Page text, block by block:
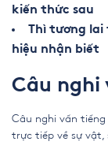
kiến thức sau
Thì tương
hiệu nhận biết
Câu nghi
Câu nghi vấn tiếng
trực tiếp về sự vật,